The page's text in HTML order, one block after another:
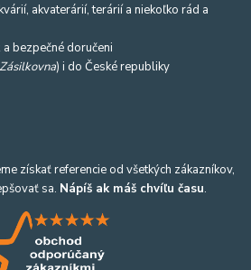
akvaterárií, terárií a niekoľko rád a
bezpečné doručeni
Zásilkovna) i do České republiky
získať referencie od všetkých zákazníkov,
sa. Nápíš ak máš chvíľu času.